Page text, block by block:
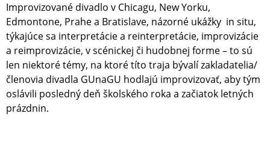
Improvizované divadlo v Chicagu, New Yorku,
Edmontone, Prahe a Bratislave, názorné ukážky in situ,
týkajúce sa interpretácie a reinterpretácie, improvizácie
a reimprovizácie, v scénickej či hudobnej forme – to sú
len niektoré témy, na ktoré títo traja bývalí zakladatelia/
členovia divadla GUnaGU hodlajú improvizovať, aby tým
oslávili posledný deň školského roka a začiatok letných
prázdnin.